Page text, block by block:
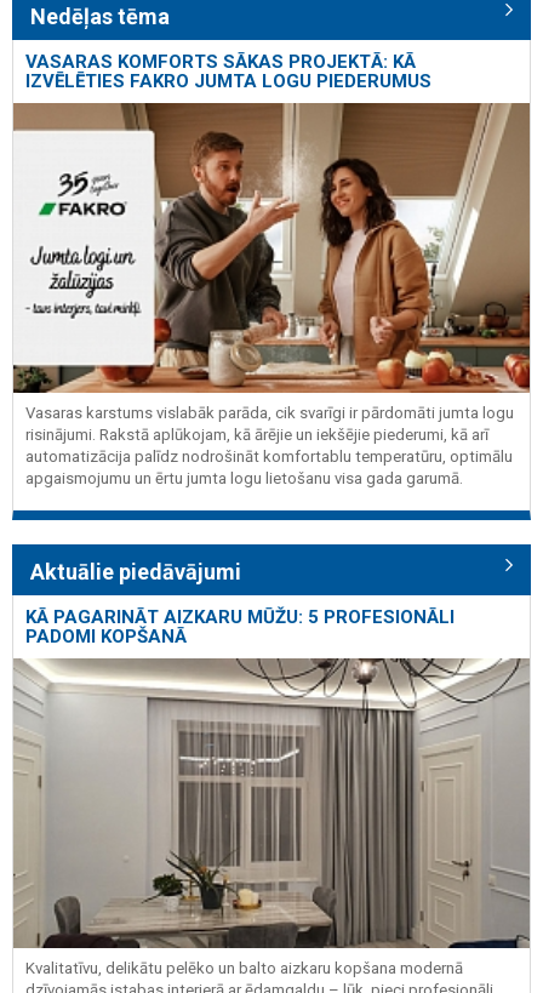
Nedēļas tēma
VASARAS KOMFORTS SĀKAS PROJEKTĀ: KĀ
IZVĒLĒTIES FAKRO JUMTA LOGU PIEDERUMUS
Vasaras karstums vislabāk parāda, cik svarīgi ir pārdomāti jumta logu
risinājumi. Rakstā aplūkojam, kā ārējie un iekšējie piederumi, kā arī
automatizācija palīdz nodrošināt komfortablu temperatūru, optimālu
apgaismojumu un ērtu jumta logu lietošanu visa gada garumā.
Aktuālie piedāvājumi
KĀ PAGARINĀT AIZKARU MŪŽU: 5 PROFESIONĀLI
PADOMI KOPŠANĀ
Kvalitatīvu, delikātu pelēko un balto aizkaru kopšana modernā